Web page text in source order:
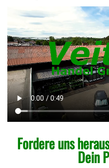
Fordere uns
Dein